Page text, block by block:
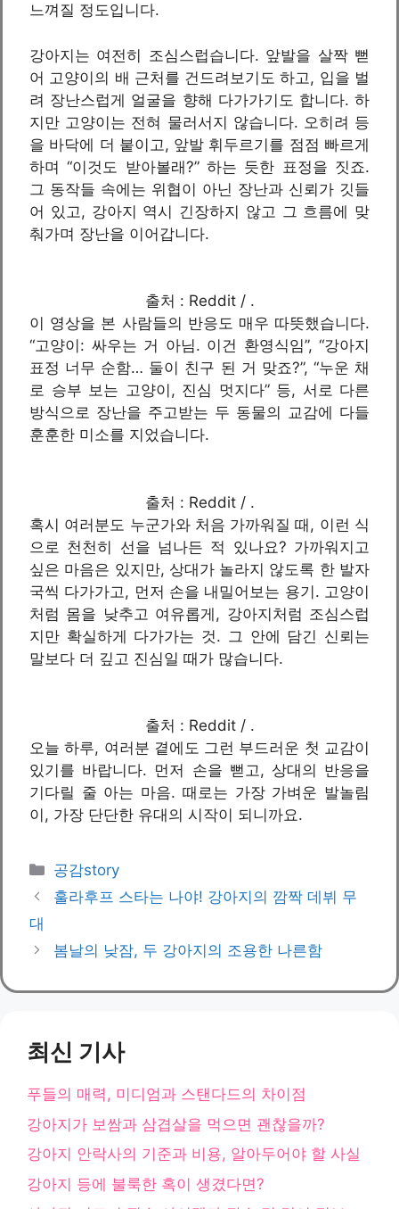
느껴질 정도입니다.
강아지는 여전히 조심스럽습니다. 앞발을 살짝 뻗
어 고양이의 배 근처를 건드려보기도 하고, 입을 벌
려 장난스럽게 얼굴을 향해 다가가기도 합니다. 하
지만 고양이는 전혀 물러서지 않습니다. 오히려 등
을 바닥에 더 붙이고, 앞발 휘두르기를 점점 빠르게
하며 “이것도 받아볼래?” 하는 듯한 표정을 짓죠.
그 동작들 속에는 위협이 아닌 장난과 신뢰가 깃들
어 있고, 강아지 역시 긴장하지 않고 그 흐름에 맞
춰가며 장난을 이어갑니다.
출처 : Reddit / .
이 영상을 본 사람들의 반응도 매우 따뜻했습니다.
“고양이: 싸우는 거 아님. 이건 환영식임”, “강아지
표정 너무 순함… 둘이 친구 된 거 맞죠?”, “누운 채
로 승부 보는 고양이, 진심 멋지다” 등, 서로 다른
방식으로 장난을 주고받는 두 동물의 교감에 다들
훈훈한 미소를 지었습니다.
출처 : Reddit / .
혹시 여러분도 누군가와 처음 가까워질 때, 이런 식
으로 천천히 선을 넘나든 적 있나요? 가까워지고
싶은 마음은 있지만, 상대가 놀라지 않도록 한 발자
국씩 다가가고, 먼저 손을 내밀어보는 용기. 고양이
처럼 몸을 낮추고 여유롭게, 강아지처럼 조심스럽
지만 확실하게 다가가는 것. 그 안에 담긴 신뢰는
말보다 더 깊고 진심일 때가 많습니다.
출처 : Reddit / .
오늘 하루, 여러분 곁에도 그런 부드러운 첫 교감이
있기를 바랍니다. 먼저 손을 뻗고, 상대의 반응을
기다릴 줄 아는 마음. 때로는 가장 가벼운 발놀림
이, 가장 단단한 유대의 시작이 되니까요.
카
테
공감story
훌라후프 스타는 나야! 강아지의 깜짝 데뷔 무
대
봄날의 낮잠, 두 강아지의 조용한 나른함
최신 기사
푸들의 매력, 미디엄과 스탠다드의 차이점
강아지가 보쌈과 삼겹살을 먹으면 괜찮을까?
강아지 안락사의 기준과 비용, 알아두어야 할 사실
강아지 등에 불룩한 혹이 생겼다면?